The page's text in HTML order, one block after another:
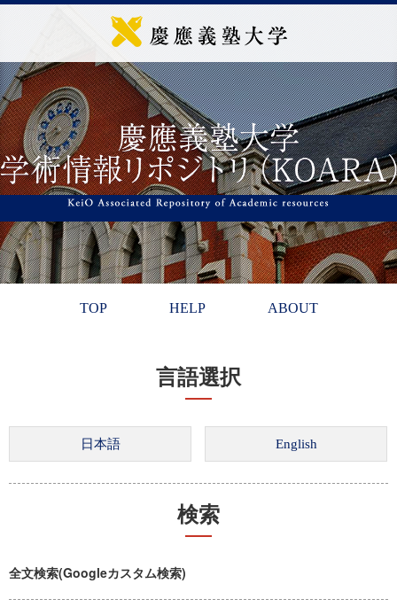
TOP HELP ABOUT
言語選択
検索
全文検索(Googleカスタム検索)